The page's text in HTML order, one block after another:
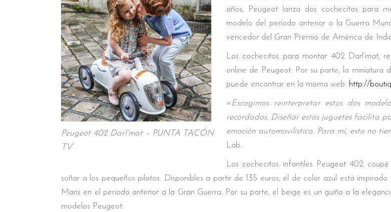
Peugeot 402 Darl’mat – PUNTA TACÓN
TV
años, Peugeot lanza dos cochecitos para
modelo del período anterior a la Guerra
vencedor del Gran Premio de América de
Los cochecitos para montar 402 Darl’mat,
online de Peugeot. Por su parte, la
puede encontrar en la misma web: http://
« Escogimos reinterpretar estos dos
recordados. Diseñar estos juguetes facilita
emoción automovilística. Para mí, esto no
Lab.
Los cochecitos infantiles Peugeot 402
soñar a los pequeños pilotos. Disponibles a partir de 135 euros, el de color azul está
Mans en el periodo anterior a la Gran Guerra. Por su parte, el beige es un guiño a la
modelos Peugeot.